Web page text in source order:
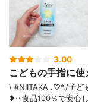
3.00
こどもの手指に
\ #NIITAKA .♡*./ 子ど
❥·･食品100％で安